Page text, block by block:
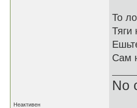
То
Тяги
Сам
No
Неактивен